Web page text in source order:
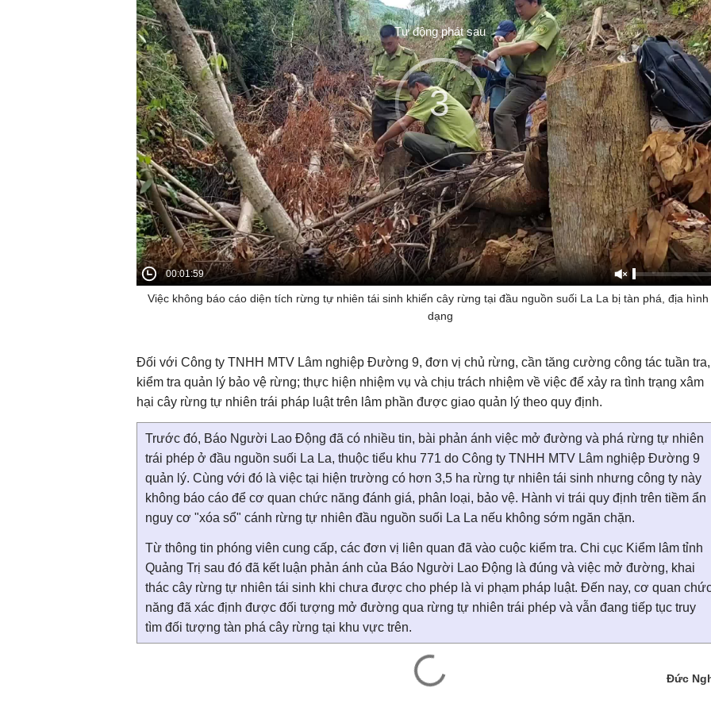
Tự động phát sau
3
00:01:59
Việc không báo cáo diện tích rừng tự nhiên tái sinh khiến cây rừng tại đầu nguồn suối La La bị tàn phá, địa hình
dạng
Đối với Công ty TNHH MTV Lâm nghiệp Đường 9, đơn vị chủ rừng, cần tăng cường công tác tuần tra,
kiểm tra quản lý bảo vệ rừng; thực hiện nhiệm vụ và chịu trách nhiệm về việc để xảy ra tình trạng xâm
hại cây rừng tự nhiên trái pháp luật trên lâm phần được giao quản lý theo quy định.
Trước đó, Báo Người Lao Động đã có nhiều tin, bài phản ánh việc mở đường và phá rừng tự nhiên
trái phép ở đầu nguồn suối La La, thuộc tiểu khu 771 do Công ty TNHH MTV Lâm nghiệp Đường 9
quản lý. Cùng với đó là việc tại hiện trường có hơn 3,5 ha rừng tự nhiên tái sinh nhưng công ty này
không báo cáo để cơ quan chức năng đánh giá, phân loại, bảo vệ. Hành vi trái quy định trên tiềm ẩn
nguy cơ "xóa sổ" cánh rừng tự nhiên đầu nguồn suối La La nếu không sớm ngăn chặn.
Từ thông tin phóng viên cung cấp, các đơn vị liên quan đã vào cuộc kiểm tra. Chi cục Kiểm lâm tỉnh
Quảng Trị sau đó đã kết luận phản ánh của Báo Người Lao Động là đúng và việc mở đường, khai
thác cây rừng tự nhiên tái sinh khi chưa được cho phép là vi phạm pháp luật. Đến nay, cơ quan
năng đã xác định được đối tượng mở đường qua rừng tự nhiên trái phép và vẫn đang tiếp tục truy
tìm đối tượng tàn phá cây rừng tại khu vực trên.
Đức